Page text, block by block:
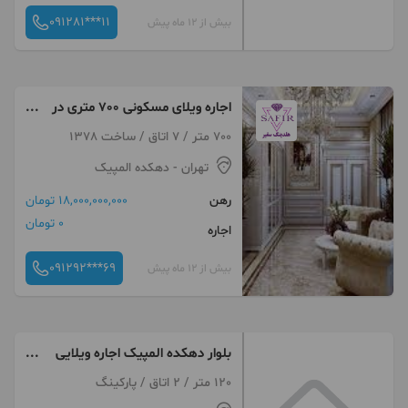
بیش از 12 ماه پیش 091281***11
اجاره ویلای مسکونی 700 متری در
الهیه خیابان آقا بزرگی700 متر / 7 اتاق / ساخت 1378
تهران - دهکده المپیک
رهن
18,000,000,000 تومان
اجاره
0 تومان
بیش از 12 ماه پیش 091292***69
بلوار دهکده المپیک اجاره ویلایی
دربستی ۲۰۰متری
120 متر / 2 اتاق / پارکینگ